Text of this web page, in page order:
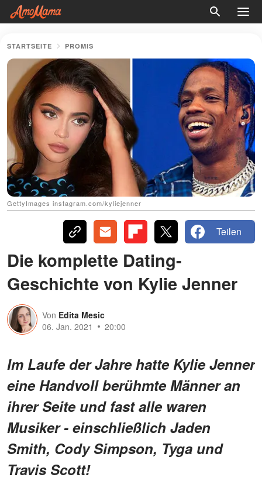
STARTSEITE PROMIS
GettyImages instagram.com/kyliejenner
Teilen
Die komplette Dating-
Geschichte von Kylie Jenner
Von Edita Mesic
06. Jan. 2021
20:00
Im Laufe der Jahre hatte Kylie Jenner
eine Handvoll berühmte Männer an
ihrer Seite und fast alle waren
Musiker - einschließlich Jaden
Smith, Cody Simpson, Tyga und
Travis Scott!